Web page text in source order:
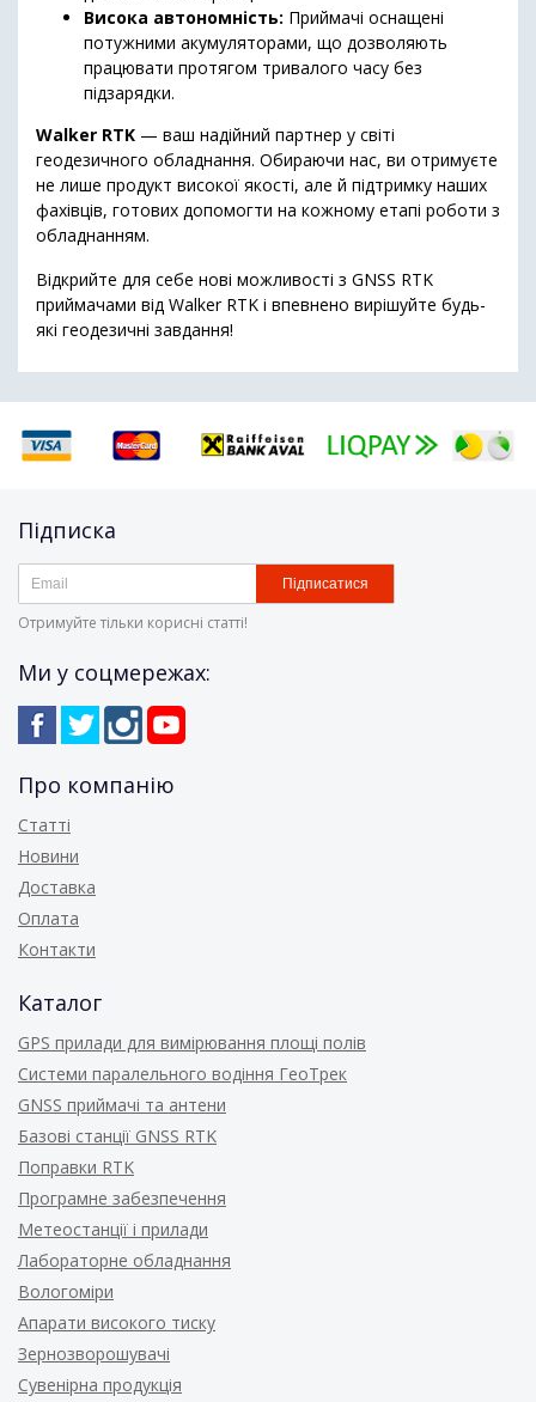
Висока автономність: Приймачі оснащені
потужними акумуляторами, що дозволяють
працювати протягом тривалого часу без
підзарядки.
Walker RTK — ваш надійний партнер у світі
геодезичного обладнання. Обираючи нас, ви отримуєте
не лише продукт високої якості, але й підтримку наших
фахівців, готових допомогти на кожному етапі роботи з
обладнанням.
Відкрийте для себе нові можливості з GNSS RTK
приймачами від Walker RTK і впевнено вирішуйте будь-
які геодезичні завдання!
Підписка
Підписатися
Отримуйте тільки корисні статті!
Ми у соцмережах:
Про компанію
Статті
Новини
Доставка
Оплата
Контакти
Каталог
GPS прилади для вимірювання площі полів
Системи паралельного водіння ГеоТрек
GNSS приймачі та антени
Базові станції GNSS RTK
Поправки RTK
Програмне забезпечення
Метеостанції і прилади
Лабораторне обладнання
Вологоміри
Апарати високого тиску
Зернозворошувачі
Сувенірна продукція